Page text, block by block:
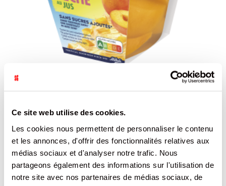
Ce site web utilise des cookies.
Les cookies nous permettent de personnaliser le contenu
et les annonces, d'offrir des fonctionnalités relatives aux
médias sociaux et d'analyser notre trafic. Nous
partageons également des informations sur l'utilisation de
notre site avec nos partenaires de médias sociaux, de
COUPELLE DE PECHES AU JUS DOLE EMBALLAGE INDIVIDUEL 198 G
DOLE
SE CONNECTER